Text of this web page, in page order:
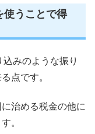
使うことで得
みのような振り
点です。
治める税金の他に
。